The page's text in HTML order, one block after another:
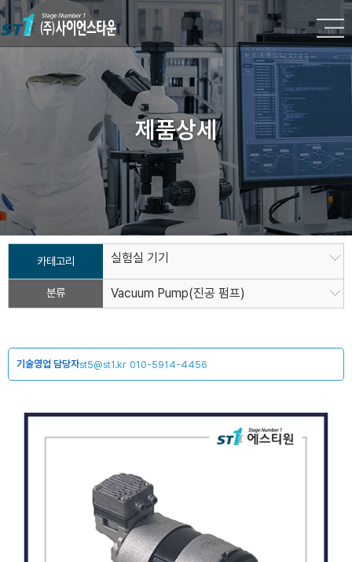
제품상세
카테고리 실험실 기기
분류 Vacuum Pump(진공 펌프)
기술영업 담당자st5@st1.kr 010-5914-4456